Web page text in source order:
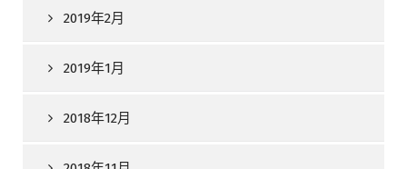
2019年2月
2019年1月
2018年12月